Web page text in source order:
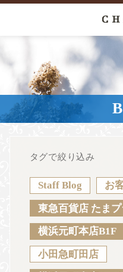
News Blog
タグで絞り込み
Staff Blog お
東急百貨店 たま
横浜元町本店
小田急町田店